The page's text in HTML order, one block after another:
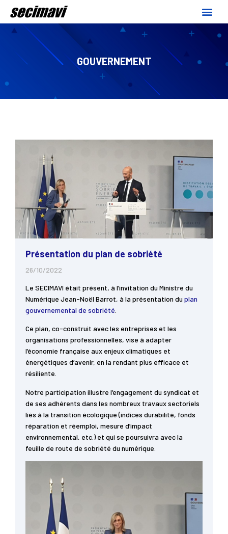
GOUVERNEMENT
Présentation du plan de sobriété
26/10/2022
Le SECIMAVI était présent, à l’invitation du Ministre du
Numérique Jean-Noël Barrot, à la présentation du plan
gouvernemental de sobriété
Ce plan, co-construit avec les entreprises et les
organisations professionnelles, vise à adapter
l’économie française aux enjeux climatiques et
énergétiques d’avenir, en la rendant plus efficace et
résiliente.
Notre participation illustre l’engagement du syndicat et
de ses adhérents dans les nombreux travaux sectoriels
liés à la transition écologique (indices durabilité, fonds
réparation et réemploi, mesure d’impact
environnemental, etc.) et qui se poursuivra avec la
feuille de route de sobriété du numérique.